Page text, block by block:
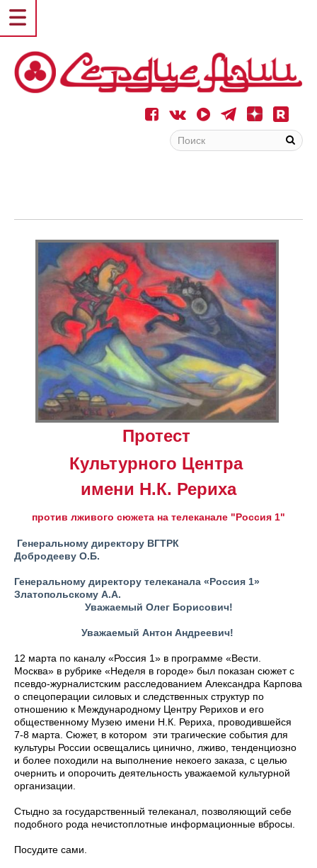
Протест
Культурного Центра
имени Н.К. Рериха
против лживого сюжета на телеканале "Россия 1"
Генеральному директору ВГТРК
Добродееву О.Б.
Генеральному директору телеканала «Россия 1»
Златопольскому А.А.
Уважаемый Олег Борисович!
Уважаемый Антон Андреевич!
12 марта по каналу «Россия 1» в программе «Вести.
Москва» в рубрике «Неделя в городе» был показан сюжет с
псевдо-журналистским расследованием Александра Карпова
о спецоперации силовых и следственных структур по
отношению к Международному Центру Рерихов и его
общественному Музею имени Н.К. Рериха, проводившейся
7-8 марта. Сюжет, в котором эти трагические события для
культуры России освещались цинично, лживо, тенденциозно
и более походили на выполнение некоего заказа, с целью
очернить и опорочить деятельность уважаемой культурной
организации.
Стыдно за государственный телеканал, позволяющий себе
подобного рода нечистоплотные информационные вбросы.
Посудите сами.